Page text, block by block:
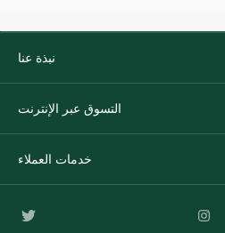
نبذة عنا
التسوق عبر الإنترنت
خدمات العملاء